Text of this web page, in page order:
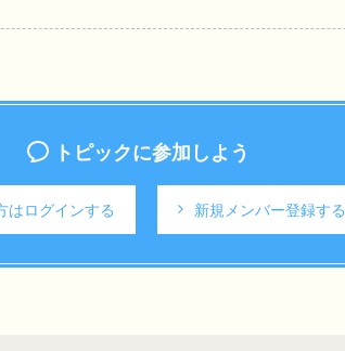
トピックに参加しよう
はログインする 新規メンバー登録する